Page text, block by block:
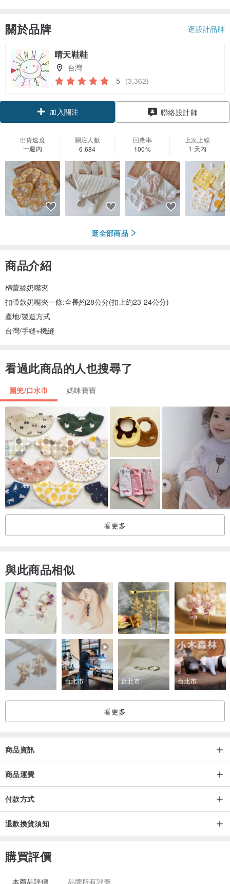
關於品牌 逛設計品牌
晴天鞋鞋
台灣
5 (3,362)
加入關注 聯絡設計師
出貨速度
一週內
關注人數
6,684
回應率
100%
上次上線
1 天內
逛全部商品
商品介紹
棉蕾絲奶嘴夾
扣帶款奶嘴夾一條:全長約28公分(扣上約23-24公分)
產地/製造方式
台灣/手縫+機縫
看過此商品的人也搜尋了
圍兜/口水巾 媽咪寶寶
看更多
與此商品相似
台北市 台北市 台北市
看更多
商品資訊
商品運費
付款方式
退款換貨須知
購買評價
本商品評價 品牌所有評價